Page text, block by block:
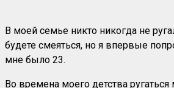
В моей семье никто никогда не
будете смеяться, но я впервые
мне было 23.
Во времена моего детства